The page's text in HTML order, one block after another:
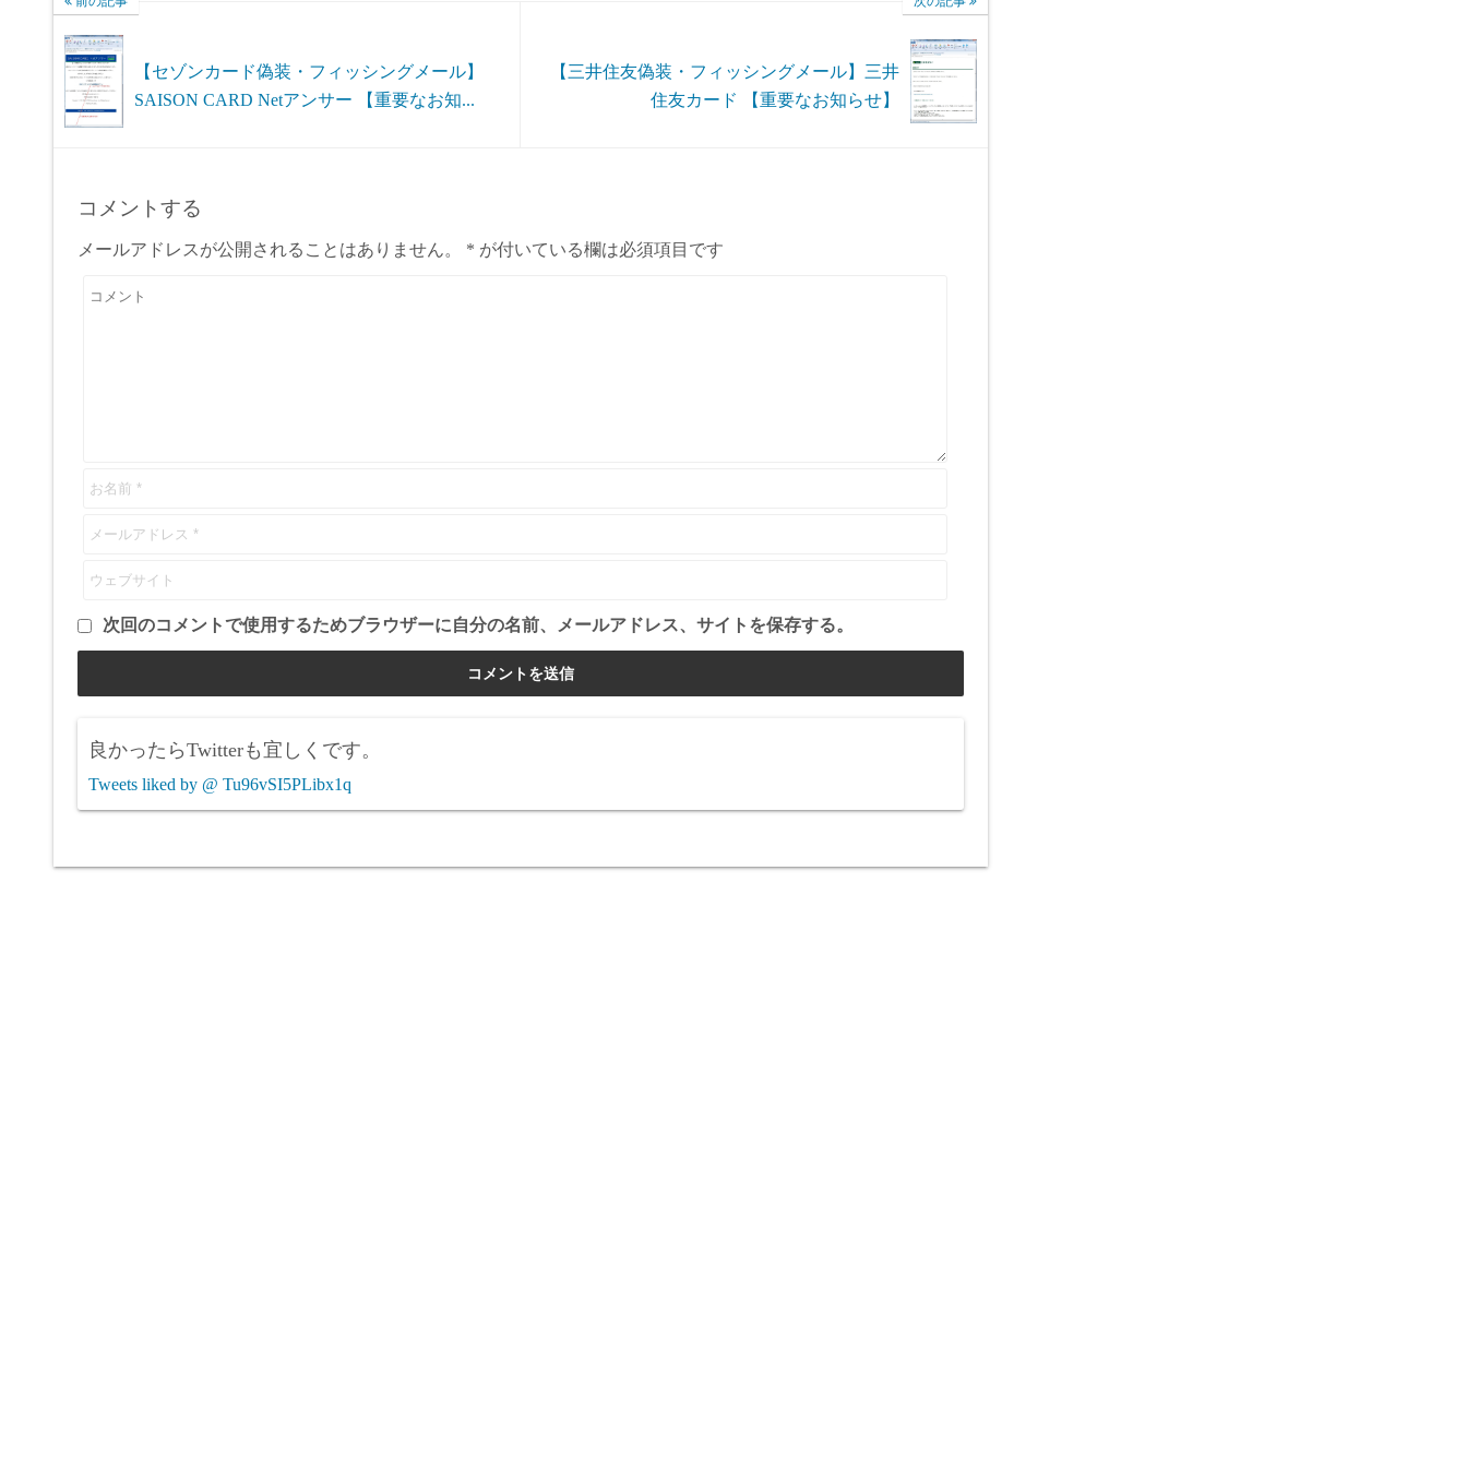
【セゾンカード偽装・フィッシングメール】
SAISON CARD Netアンサー 【重要なお知...
【三井住友偽装・フィッシングメール】三井
住友カード 【重要なお知らせ】
コメントする
メールアドレスが公開されることはありません。 * が付いている欄は必須項目です
次回のコメントで使用するためブラウザーに自分の名前、メールアドレス、サイトを保存する。
良かったらTwitterも宜しくです。
Tweets liked by @ Tu96vSI5PLibx1q